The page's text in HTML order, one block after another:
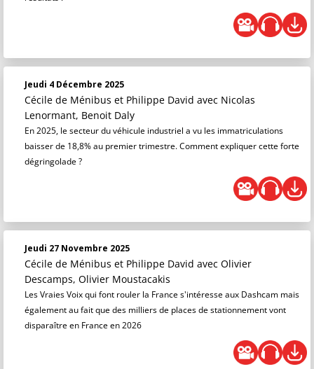
Jeudi 4 Décembre 2025
Cécile de Ménibus et Philippe David avec Nicolas
Lenormant, Benoit Daly
En 2025, le secteur du véhicule industriel a vu les immatriculations
baisser de 18,8% au premier trimestre. Comment expliquer cette forte
dégringolade ?
Jeudi 27 Novembre 2025
Cécile de Ménibus et Philippe David avec Olivier
Descamps, Olivier Moustacakis
Les Vraies Voix qui font rouler la France s'intéresse aux Dashcam mais
également au fait que des milliers de places de stationnement vont
disparaître en France en 2026